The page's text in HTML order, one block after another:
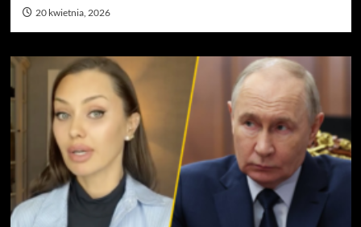
20 kwietnia, 2026